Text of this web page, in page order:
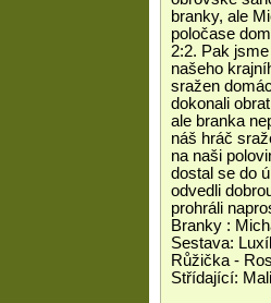
branky, ale
poločase
2:2. Pak
našeho
sražen
dokonali
ale branka
náš hráč
na naši
dostal se do
odvedli
prohráli
Branky :
Sestava:
Růžička -
Střídající: